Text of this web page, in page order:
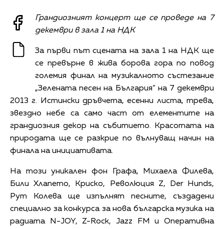
Грандиозният концерт ще се проведе на 7
декември в зала 1 на НДК
За първи път сцената на зала 1 на НДК ще
се превърне в жива борова гора по повод
големия финал на музикалното състезание
„Зелената песен на България“ на 7 декември
2013 г. Истински дръвчета, есенни листа, трева,
звездно небе са само част от елементите на
грандиозния декор на събитието. Красотата на
природата ще се разкрие по вълнуващ начин на
финала на инициативата.
На този уникален фон Графа, Михаела Филева,
Били Хлапето, Криско, Революция Z, Der Hunds,
Рут Колева ще изпълнят песните, създадени
специално за конкурса за нова българска музика на
радиата N-JOY, Z-Rock, Jazz FM и Оперативна